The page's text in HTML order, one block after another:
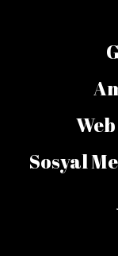
Sosyal